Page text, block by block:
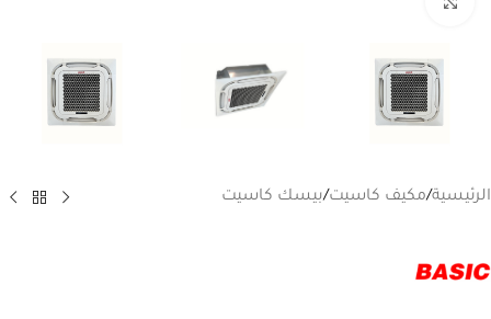
الرئيسية/مكيف كاسيت/بيسك كاسيت